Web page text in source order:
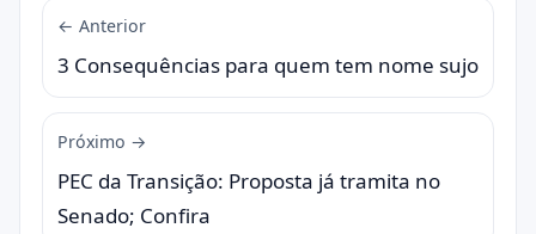
← Anterior
3 Consequências para quem tem nome sujo
Próximo →
PEC da Transição: Proposta já tramita no
Senado; Confira